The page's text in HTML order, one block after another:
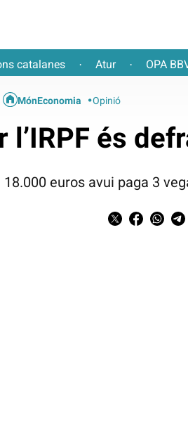
catalanes · Atur · OPA
MónEconomia Opinió
l’IRPF és
euros avui paga 3